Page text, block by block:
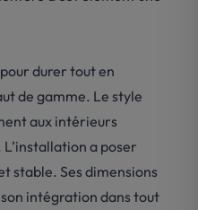
durer tout en
de gamme. Le style
aux intérieurs
a poser
stable. Ses dimensions
intégration dans tout